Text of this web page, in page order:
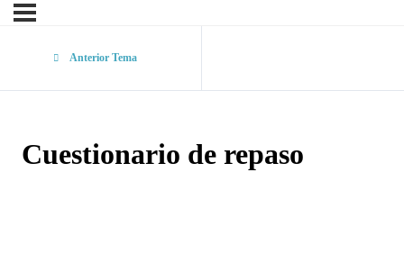
Anterior Tema
Cuestionario de repaso